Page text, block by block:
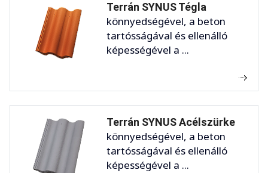
Terrán SYNUS Tégla
könnyedségével, a beton
tartósságával és ellenálló
képességével a ...
Terrán SYNUS Acélszürke
könnyedségével, a beton
tartósságával és ellenálló
képességével a ...